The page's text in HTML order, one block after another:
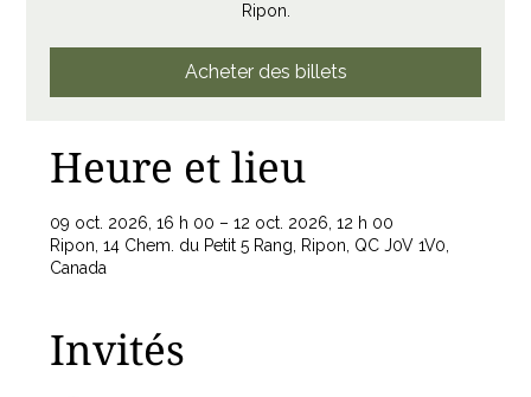
Ripon.
Acheter des billets
Heure et lieu
09 oct. 2026, 16 h 00 – 12 oct. 2026, 12 h 00
Ripon, 14 Chem. du Petit 5 Rang, Ripon, QC J0V 1V0,
Canada
Invités